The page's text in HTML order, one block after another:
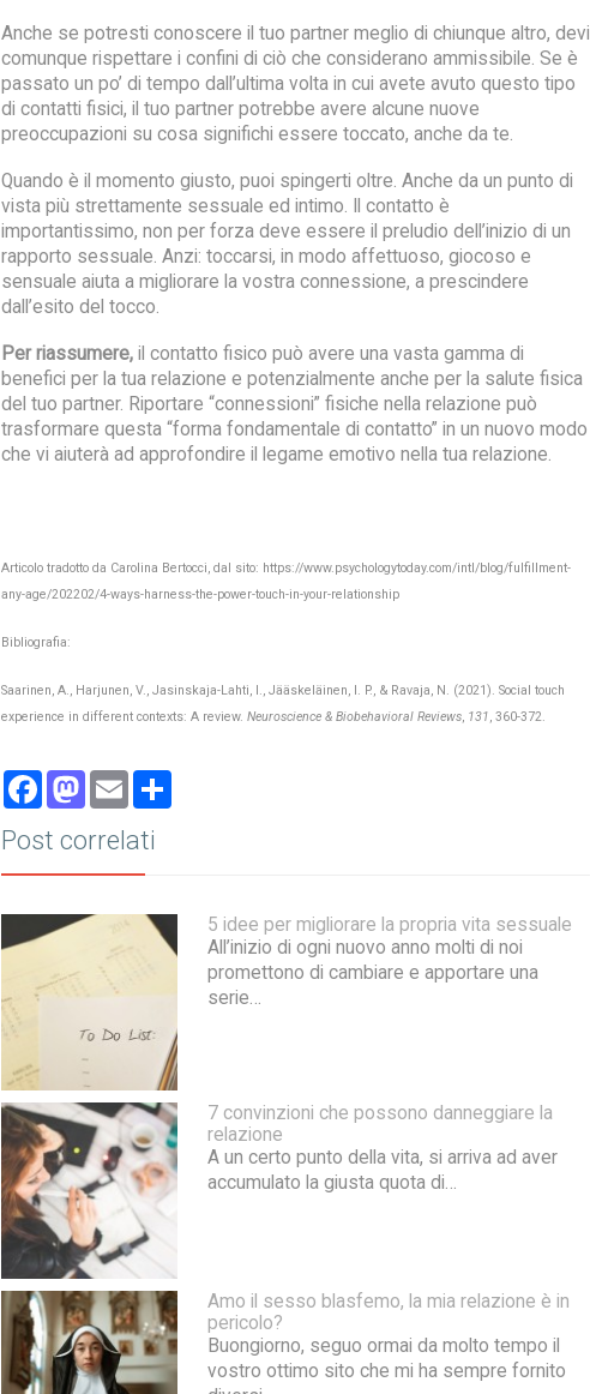
Anche se potresti conoscere il tuo partner meglio di chiunque altro, devi
comunque rispettare i confini di ciò che considerano ammissibile. Se è
passato un po’ di tempo dall’ultima volta in cui avete avuto questo tipo
di contatti fisici, il tuo partner potrebbe avere alcune nuove
preoccupazioni su cosa significhi essere toccato, anche da te.
Quando è il momento giusto, puoi spingerti oltre. Anche da un punto di
vista più strettamente sessuale ed intimo. Il contatto è
importantissimo, non per forza deve essere il preludio dell’inizio di un
rapporto sessuale. Anzi: toccarsi, in modo affettuoso, giocoso e
sensuale aiuta a migliorare la vostra connessione, a prescindere
dall’esito del tocco.
Per riassumere, il contatto fisico può avere una vasta gamma di
benefici per la tua relazione e potenzialmente anche per la salute fisica
del tuo partner. Riportare “connessioni” fisiche nella relazione può
trasformare questa “forma fondamentale di contatto” in un nuovo modo
che vi aiuterà ad approfondire il legame emotivo nella tua relazione.
Articolo tradotto da Carolina Bertocci, dal sito: https://www.psychologytoday.com/intl/blog/fulfillment-
any-age/202202/4-ways-harness-the-power-touch-in-your-relationship
Bibliografia:
Saarinen, A., Harjunen, V., Jasinskaja-Lahti, I., Jääskeläinen, I. P., & Ravaja, N. (2021). Social touch
experience in different contexts: A review. Neuroscience & Biobehavioral Reviews, 131, 360-372.
Facebook
Mastodon
Email
Post correlati
5 idee per migliorare la propria vita sessuale
All’inizio di ogni nuovo anno molti di noi
promettono di cambiare e apportare una
serie…
7 convinzioni che possono danneggiare la
relazione
A un certo punto della vita, si arriva ad aver
accumulato la giusta quota di…
Amo il sesso blasfemo, la mia relazione è in
pericolo?
Buongiorno, seguo ormai da molto tempo il
vostro ottimo sito che mi ha sempre fornito